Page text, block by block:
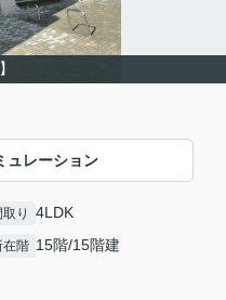
ュレーション
取り 4LDK
在階 15階/15階建